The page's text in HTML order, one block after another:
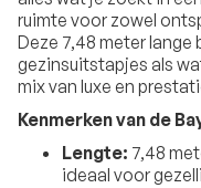
ruimte voor zowel
Deze 7,48 meter
gezinsuitstapjes als
mix van luxe en
Kenmerken van de
Lengte: 7,48
ideaal voor